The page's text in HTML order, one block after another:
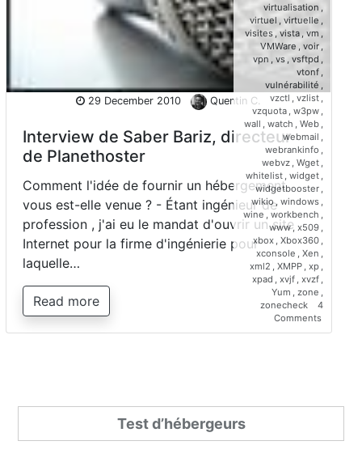
29 December 2010 Quentin C.
Interview de Saber Bariz, directeur
de Planethoster
Comment l'idée de fournir un hébergement
vous est-elle venue ? - Étant ingénieur de
profession , j'ai eu le mandat d'ouvrir un site
Internet pour la firme d'ingénierie pour
laquelle…
Read more
virtualisation ,
virtuel , virtuelle ,
visites , vista , vm ,
VMWare , voir ,
vpn , vs , vsftpd ,
vtonf ,
vulnérabilité ,
vzctl , vzlist ,
vzquota , w3pw ,
wall , watch , Web ,
webmail ,
webrankinfo ,
webvz , Wget ,
whitelist , widget ,
widgetbooster ,
wikio, windows ,
wine , workbench ,
www, x509 ,
xbox , Xbox360 ,
xconsole , Xen ,
xml2 , XMPP , xp ,
xpad , xvjf , xvzf ,
Yum , zone ,
zonecheck
4
Commentson
Interview
Test d’hébergeurs